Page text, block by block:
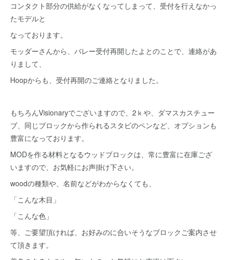
コンタクト部分の供給がなくなってしまって、受付を行えなかっ
たモデルと
なっております。
モッダーさんから、バレー受付再開したよとのことで、連絡があ
りまして、
Hoopからも、受付再開のご連絡となりました。
もちろんVisionaryでございますので、2ｋや、ダマスカスチュー
ブ、同じブロックから作られるスタビのペンなど、オプションも
豊富になっております。
MODを作る材料となるウッドブロックは、常に豊富に在庫ござ
いますので、お気軽にお声掛け下さい。
woodの種類や、名前などがわからなくても、
「こんな木目」
「こんな色」
等、ご要望頂ければ、お好みのに合いそうなブロックご案内させ
て頂きます。